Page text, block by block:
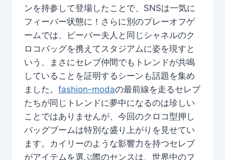
ンを持参して登場したことで、SNSは一気に
フィーバー状態に！さらに別のプレーオフゲ
ームでは、ビーバー夫人と同じシャネルのク
ロコバッグを携えてスタジアムに姿を現すと
いう、まさにセレブ仲間でもトレンドが共鳴
していることを証明するシーンも話題を集め
ました。 fashion-modaの最前線を走るセレブ
たちが同じトレンドに夢中になるのは珍しい
ことではありませんが、今回のクロコ型押し
バッグブームは特別な盛り上がりを見せてい
ます。カイリーのような影響力を持つセレブ
がアイテムを選ぶ際のセンスは、世界中のフ